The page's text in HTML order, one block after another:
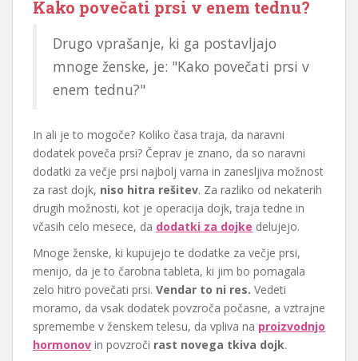
Kako povečati prsi v enem tednu?
Drugo vprašanje, ki ga postavljajo
mnoge ženske, je: "Kako povečati prsi v
enem tednu?"
In ali je to mogoče? Koliko časa traja, da naravni
dodatek poveča prsi? Čeprav je znano, da so naravni
dodatki za večje prsi najbolj varna in zanesljiva možnost
za rast dojk, niso hitra rešitev. Za razliko od nekaterih
drugih možnosti, kot je operacija dojk, traja tedne in
včasih celo mesece, da dodatki za dojke delujejo.
Mnoge ženske, ki kupujejo te dodatke za večje prsi,
menijo, da je to čarobna tableta, ki jim bo pomagala
zelo hitro povečati prsi. Vendar to ni res. Vedeti
moramo, da vsak dodatek povzroča počasne, a vztrajne
spremembe v ženskem telesu, da vpliva na proizvodnjo
hormonov in povzroči rast novega tkiva dojk.